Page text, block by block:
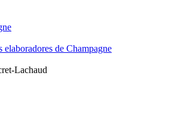
elaboradores de Champagne
Lachaud